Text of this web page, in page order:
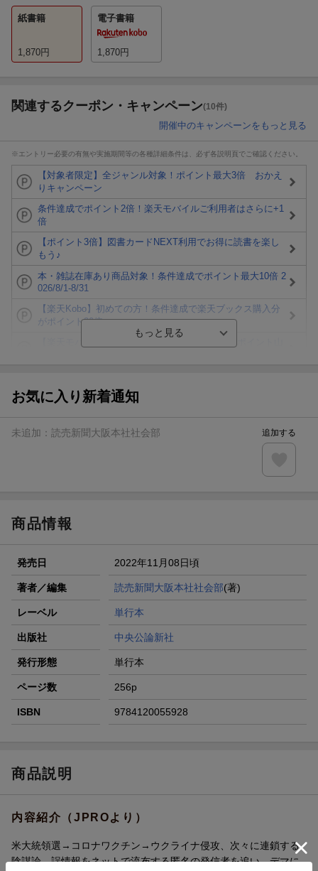
紙書籍
1,870円
電子書籍
1,870円
関連するクーポン・キャンペーン(10件)
開催中のキャンペーンをもっと見る
※エントリー必要の有無や実施期間等の各種詳細条件は、必ず各説明頁でご確認ください。
【対象者限定】全ジャンル対象！ポイント最大3倍 おかえ
りキャンペーン
条件達成でポイント2倍！楽天モバイルご利用者はさらに+1
倍
【ポイント3倍】図書カードNEXT利用でお得に読書を楽し
もう♪
本・雑誌在庫あり商品対象！条件達成でポイント最大10倍 2
026/8/1-8/31
【楽天Kobo】初めての方！条件達成で楽天ブックス購入分
がポイント20倍
ト山分け
エントリー＆3,000円以上購入で無料データSIM（3GB/月プ
楽天モバイル紹介キャンペーンの拡散で300円OFFクーポン
お気に入り新着通知
未追加： 読売新聞大阪本社社会部 追加する
商品情報
発売日 2022年11月08日頃
著者／編集 読売新聞大阪本社社会部(著)
レーベル 単行本
出版社 中央公論新社
発行形態 単行本
ページ数 256p
ISBN 9784120055928
商品説明
内容紹介（JPROより）
米大統領選→コロナワクチン→ウクライナ侵攻、次々に連鎖する
陰謀論。誤情報をネットで流布する匿名の発信者を追い、デマに